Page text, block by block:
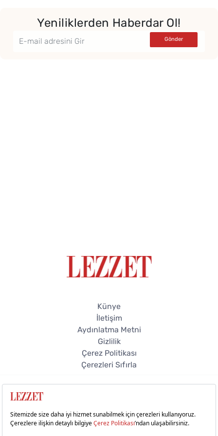
Yeniliklerden Haberdar Ol!
Künye
İletişim
Aydınlatma Metni
Gizlilik
Çerez Politikası
Çerezleri Sıfırla